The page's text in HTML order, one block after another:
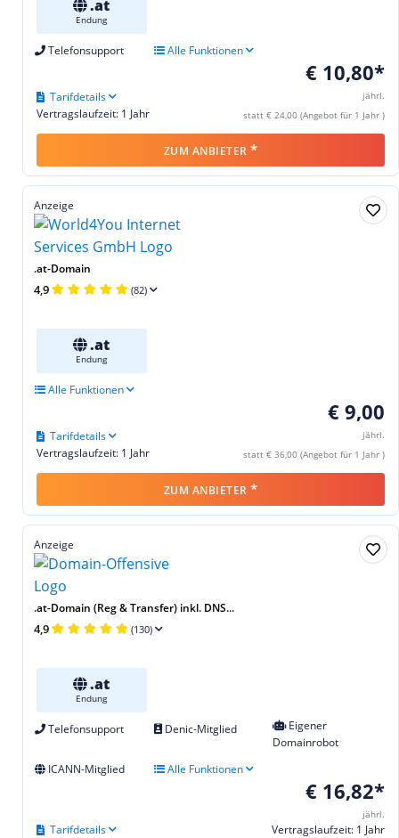
.at
Endung
Telefonsupport Alle Funktionen
€ 10,80*
jährl.
statt € 24,00 (Angebot für 1 Jahr )
Vertragslaufzeit: 1 Jahr
Tarifdetails
ZUM ANBIETER *
Anzeige
.at-Domain
4,9 (82)
.at
Endung
Alle Funktionen
€ 9,00
jährl.
statt € 36,00 (Angebot für 1 Jahr )
Vertragslaufzeit: 1 Jahr
Tarifdetails
ZUM ANBIETER *
Anzeige
.at-Domain (Reg & Transfer) inkl. DNS...
4,9 (130)
.at
Endung
Telefonsupport Denic-Mitglied
Eigener
Domainrobot
ICANN-Mitglied
Alle Funktionen
€ 16,82*
jährl.
Vertragslaufzeit: 1 Jahr
Tarifdetails